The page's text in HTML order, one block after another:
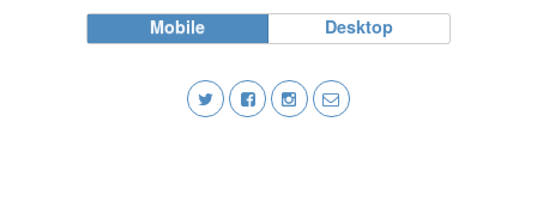
Mobile Desktop